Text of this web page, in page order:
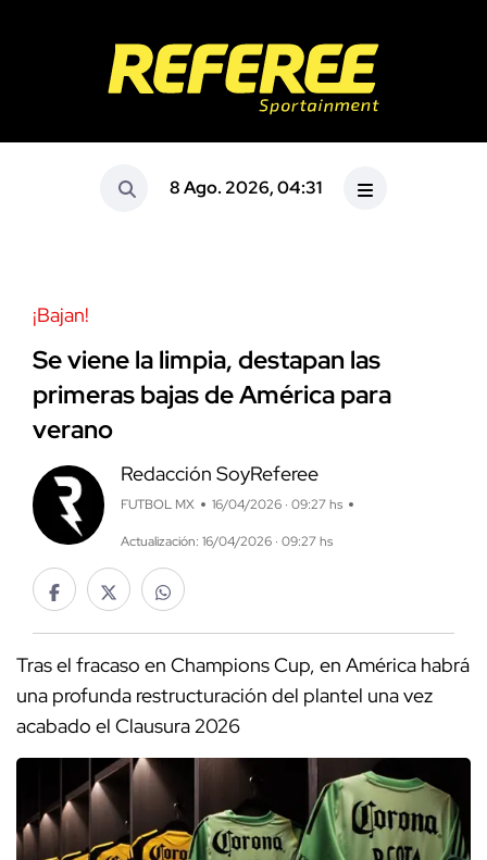
8 Ago. 2026, 04:31
¡Bajan!
Se viene la limpia, destapan las
primeras bajas de América para
verano
Redacción SoyReferee
FUTBOL MX 16/04/2026 · 09:27 hs
Actualización: 16/04/2026 · 09:27 hs
Tras el fracaso en Champions Cup, en América habrá
una profunda restructuración del plantel una vez
acabado el Clausura 2026